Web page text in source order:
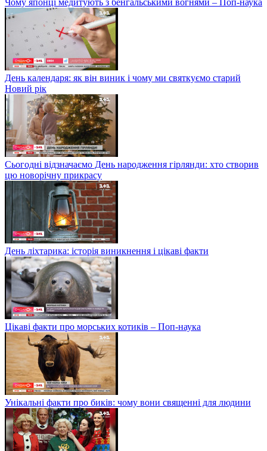
День календаря: як він виник і чому ми святкуємо старий
Новий рік
Сьогодні відзначаємо День народження гірлянди: хто створив
цю новорічну прикрасу
День ліхтарика: історія виникнення і цікаві факти
Цікаві факти про морських котиків – Поп-наука
Унікальні факти про биків: чому вони священні для людини